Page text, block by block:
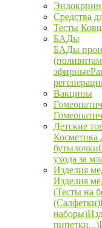
Средства
Тесты
БАДы
БАДы
эфирные
Вакцины
Детские
Косметика
бутылочки
ухода за
Изделия
Изделия
(Тесты на
(Салфетки)
наборы)
пипетки...)